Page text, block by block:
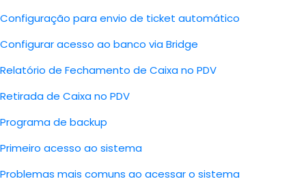
Configuração para envio de ticket automático
Configurar acesso ao banco via Bridge
Relatório de Fechamento de Caixa no PDV
Retirada de Caixa no PDV
Programa de backup
Primeiro acesso ao sistema
Problemas mais comuns ao acessar o sistema